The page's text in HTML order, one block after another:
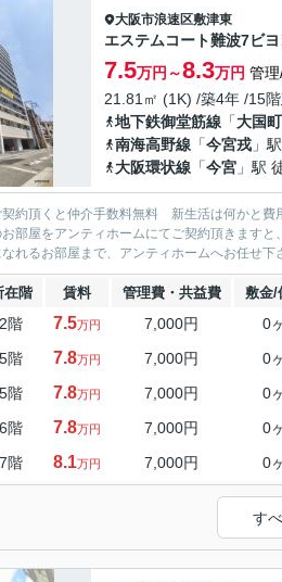
大阪市浪速区敷津東
エステムコート難波7ビ
7.5万円～8.3万円 管
21.81㎡ (1K) /築4年 /15
地下鉄御堂筋線 「大国町
南海高野線 「今宮戎 」
大阪環状線 「今宮 」駅
約頂くと仲介手数料無料 新生活は何かと
部屋をアンティホームにてご契約頂きます
れるお部屋まで、アンティホームへお任せ下
在階 賃料 管理費・共益費 敷金/
2階 7.5万円 7,000円 0
5階 7.8万円 7,000円 0
5階 7.8万円 7,000円 0
6階 7.8万円 7,000円 0
7階 8.1万円 7,000円 0
す